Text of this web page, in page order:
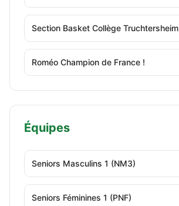
Section Basket Collège Truchtersheim
Roméo Champion de France !
Équipes
Seniors Masculins 1 (NM3)
Seniors Féminines 1 (PNF)